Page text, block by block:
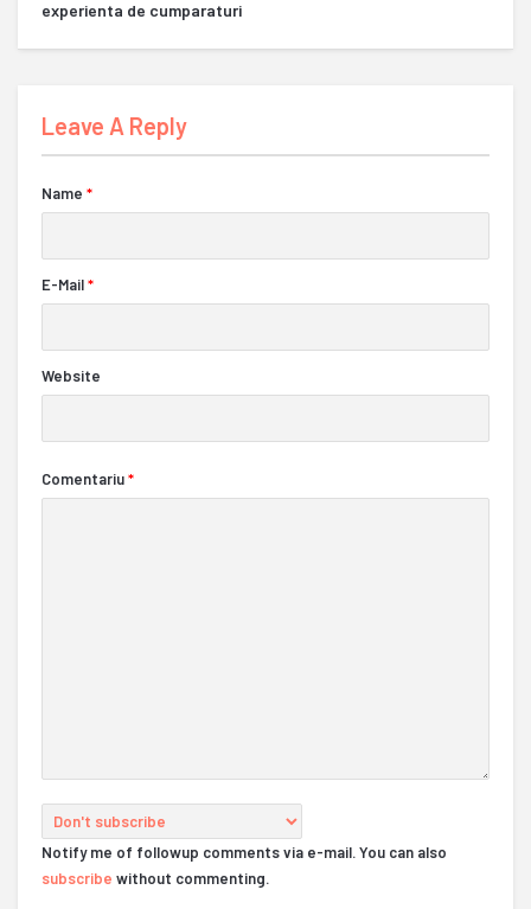
experienta de cumparaturi
Leave A Reply
Name *
E-Mail*
Website
Comentariu*
Notify me of followup comments via e-mail. You can also
subscribe without commenting.